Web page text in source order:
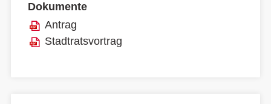
Dokumente
Antrag
Stadtratsvortrag